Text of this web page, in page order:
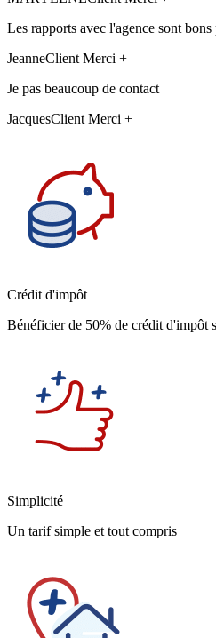
Les rapports avec l'agence sont bons
JeanneClient Merci +
Je pas beaucoup de contact
JacquesClient Merci +
Crédit d'impôt
Bénéficier de 50% de crédit d'impôt
Simplicité
Un tarif simple et tout compris